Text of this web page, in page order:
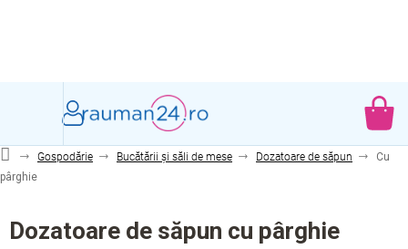
DE
Gospodărie Bucătării și săli de mese Dozatoare de săpun
Cu
pârghie
Dozatoare de săpun cu pârghie